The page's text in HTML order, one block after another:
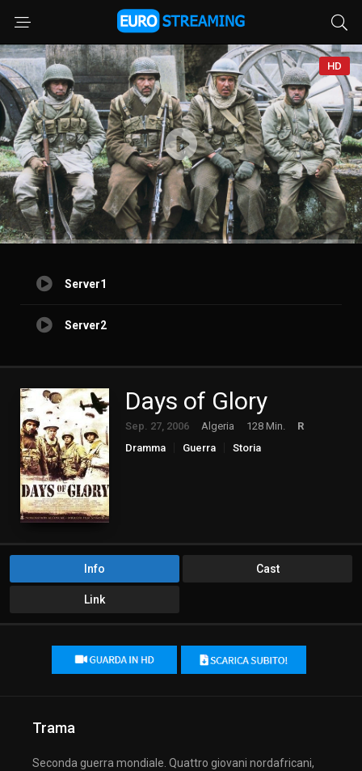
HD
Server1
Server2
Days of Glory
Sep. 27, 2006 Algeria 128 Min.
R
Dramma
Guerra Storia
Info Cast
Link
Trama
Seconda guerra mondiale. Quattro giovani nordafricani,